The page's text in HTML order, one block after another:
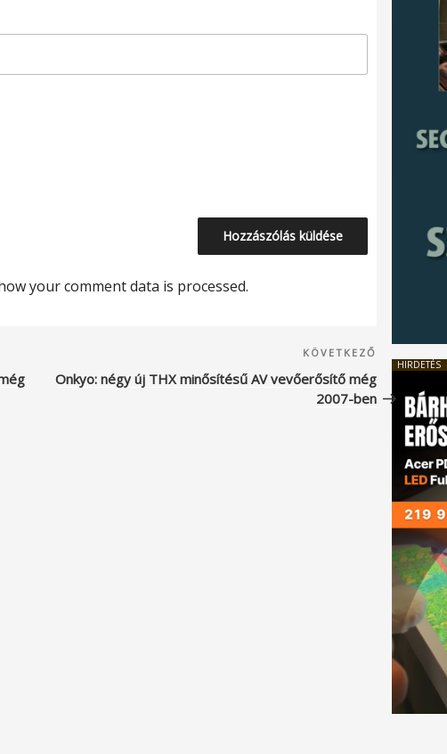
your comment data is processed.
Következő
bejegyzés
KÖVETKEZŐ
Onkyo: négy új THX minősítésű AV vevőerősítő még
2007-ben
HIRDETÉS